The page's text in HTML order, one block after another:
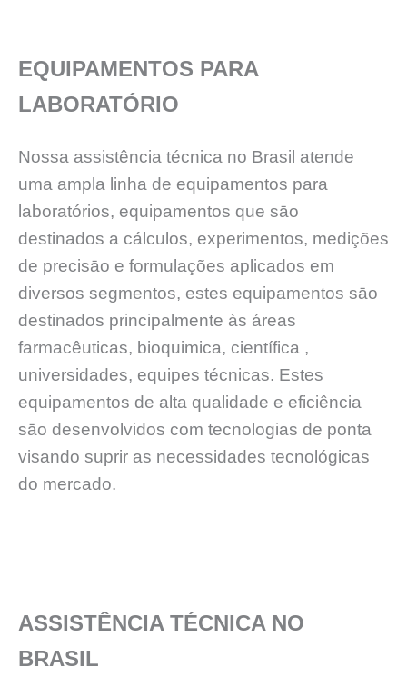
EQUIPAMENTOS PARA
LABORATÓRIO
Nossa assistência técnica no Brasil atende
uma ampla linha de equipamentos para
laboratórios, equipamentos que sāo
destinados a cálculos, experimentos, medições
de precisāo e formulações aplicados em
diversos segmentos, estes equipamentos sāo
destinados principalmente às áreas
farmacêuticas, bioquimica, científica ,
universidades, equipes técnicas. Estes
equipamentos de alta qualidade e eficiência
sāo desenvolvidos com tecnologias de ponta
visando suprir as necessidades tecnológicas
do mercado.
ASSISTÊNCIA TÉCNICA NO
BRASIL